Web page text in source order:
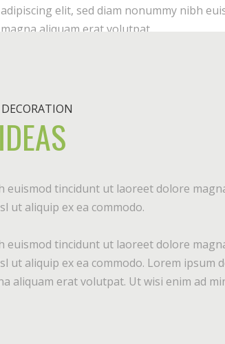
adipiscing elit, sed diam nonummy nibh
magna aliquam erat volutpat.
tincidunt ut laoreet dolore
ut aliquip ex ea commodo.
tincidunt ut laoreet dolore
aliquip ex ea commodo. Lorem ipsum
erat volutpat. Ut wisi enim ad